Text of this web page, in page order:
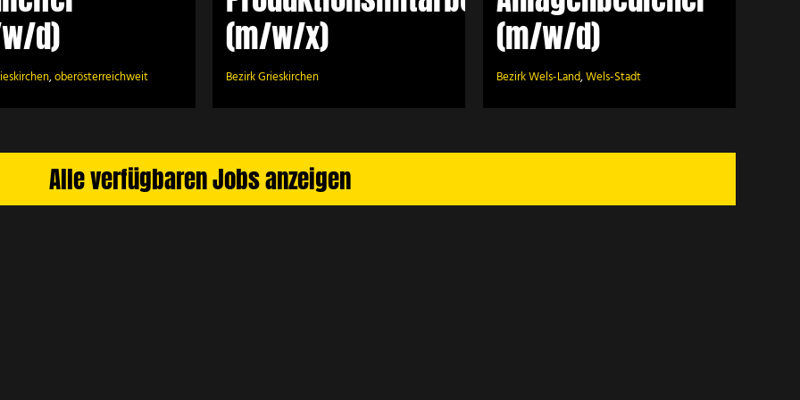
d)
,oberösterreichweit
(m/w/x)
Bezirk Grieskirchen
(m/w/d)
Bezirk Wels-Land,Wels-Stadt
Alle verfügbaren Jobs anzeigen